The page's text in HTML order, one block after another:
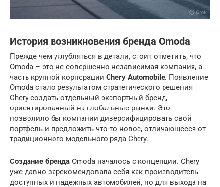
История возникновения бренда Omoda
Прежде чем углубляться в детали, стоит отметить, что
Omoda – это не совершенно независимая компания, а
часть крупной корпорации Chery Automobile. Появление
Omoda стало результатом стратегического решения
Chery создать отдельный экспортный бренд,
ориентированный на глобальные рынки. Это
позволило бы компании диверсифицировать свой
портфель и предложить что-то новое, отличающееся от
традиционного модельного ряда Chery.
Создание бренда Omoda началось с концепции. Chery
уже давно зарекомендовала себя как производитель
доступных и надежных автомобилей, но для выхода на